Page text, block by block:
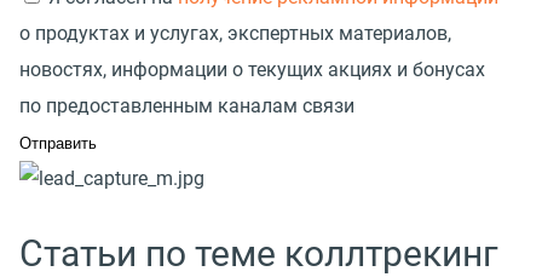
о продуктах и услугах, экспертных материалов,
новостях, информации о текущих акциях и бонусах
по предоставленным каналам связи
Статьи по теме коллтрекинг